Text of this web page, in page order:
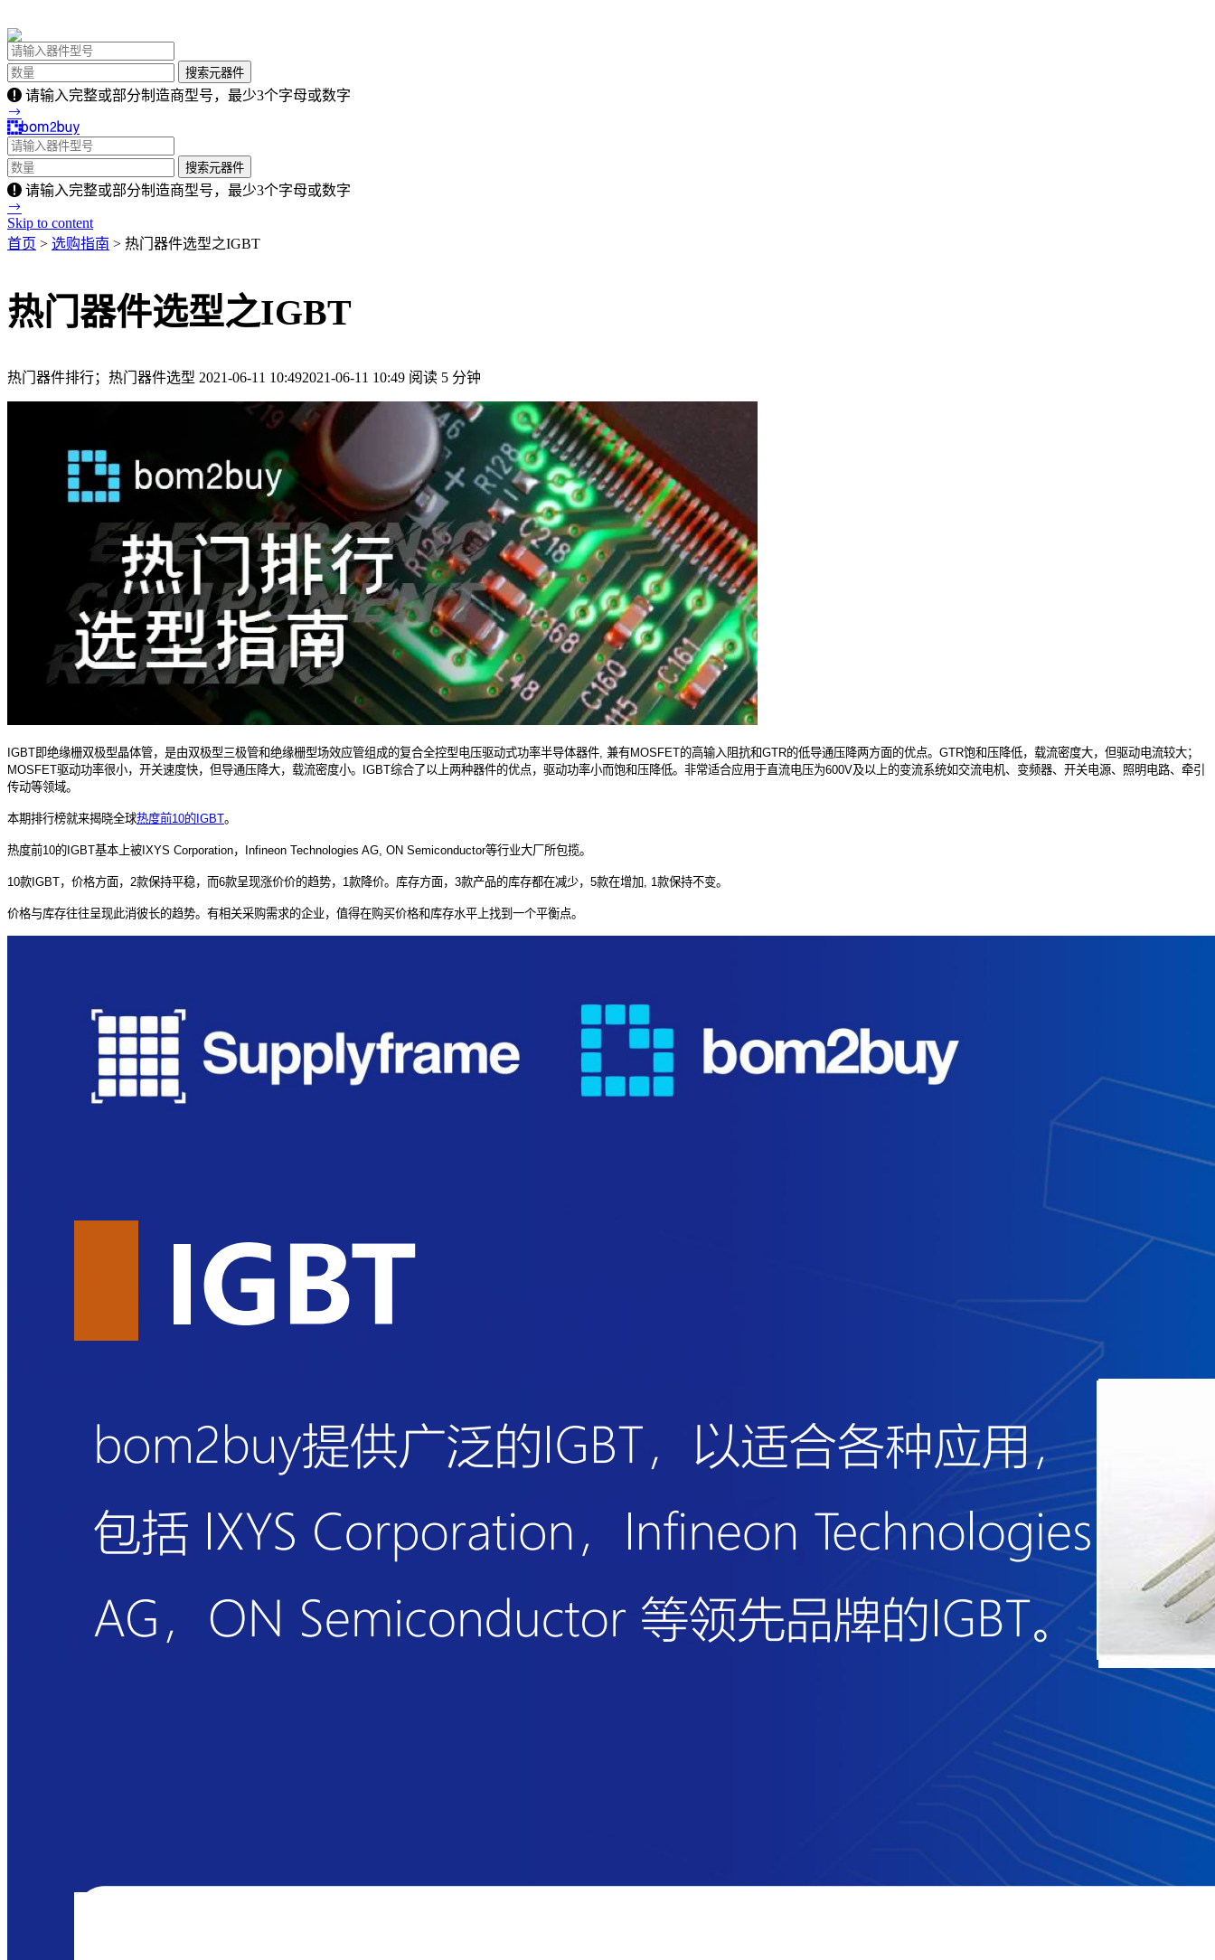
请输入完整或部分制造商型号，最少3个字母或数字
请输入完整或部分制造商型号，最少3个字母或数字
Skip to content
首页 > 选购指南 > 热门器件选型之IGBT
热门器件选型之IGBT
热门器件排行；热门器件选型 2021-06-11 10:492021-06-11 10:49 阅读 5 分钟
IGBT即绝缘栅双极型晶体管，是由双极型三极管和绝缘栅型场效应管组成的复合全控型电压驱动式功率半导体器件, 兼有MOSFET的高输入阻抗和GTR的低导通压降两方面的优点。GTR饱和压降低，载流密度大，但驱动电流较大；
MOSFET驱动功率很小，开关速度快，但导通压降大，载流密度小。IGBT综合了以上两种器件的优点，驱动功率小而饱和压降低。非常适合应用于直流电压为600V及以上的变流系统如交流电机、变频器、开关电源、照明电路、牵引
传动等领域。
本期排行榜就来揭晓全球热度前10的IGBT。
热度前10的IGBT基本上被IXYS Corporation，Infineon Technologies AG, ON Semiconductor等行业大厂所包揽。
10款IGBT，价格方面，2款保持平稳，而6款呈现涨价价的趋势，1款降价。库存方面，3款产品的库存都在减少，5款在增加, 1款保持不变。
价格与库存往往呈现此消彼长的趋势。有相关采购需求的企业，值得在购买价格和库存水平上找到一个平衡点。